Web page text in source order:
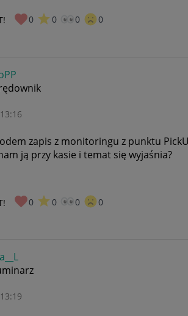
0 0 0 0
13:16
zapis z monitoringu z punktu
ją przy kasie i temat się wyjaśnia?
0 0 0 0
13:19